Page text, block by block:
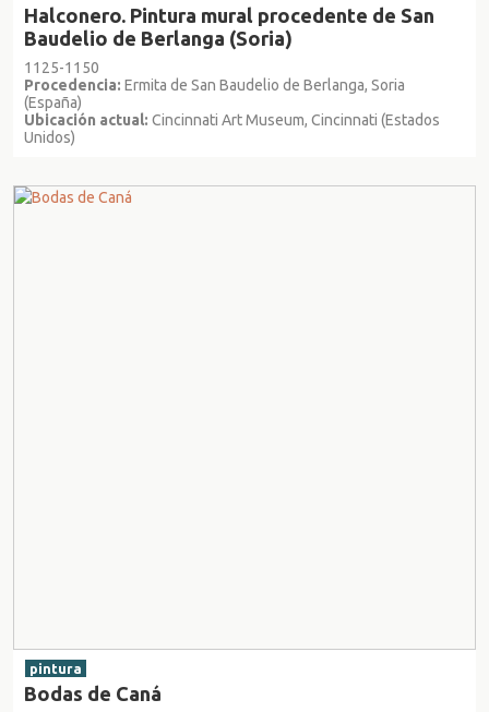
Halconero. Pintura mural procedente de San
Baudelio de Berlanga (Soria)
1125-1150
Procedencia: Ermita de San Baudelio de Berlanga, Soria
(España)
Ubicación actual: Cincinnati Art Museum, Cincinnati (Estados
Unidos)
pintura
Bodas de Caná